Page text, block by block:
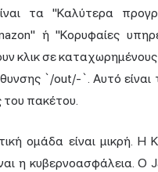
τα "Καλύτερα
ή "Κορυφαίες
κλικ σε
`/out/-`. Αυτό
πακέτου.
ομάδα είναι μικρή. Η
η κυβερνοασφάλεια. Ο